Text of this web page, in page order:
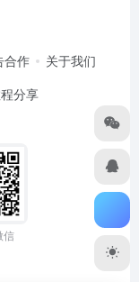
合作 关于我们
分享
信